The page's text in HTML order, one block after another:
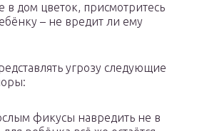
в дом цветок, присмотритесь
– не вредит ли ему
угрозу следующие
фикусы навредить не в